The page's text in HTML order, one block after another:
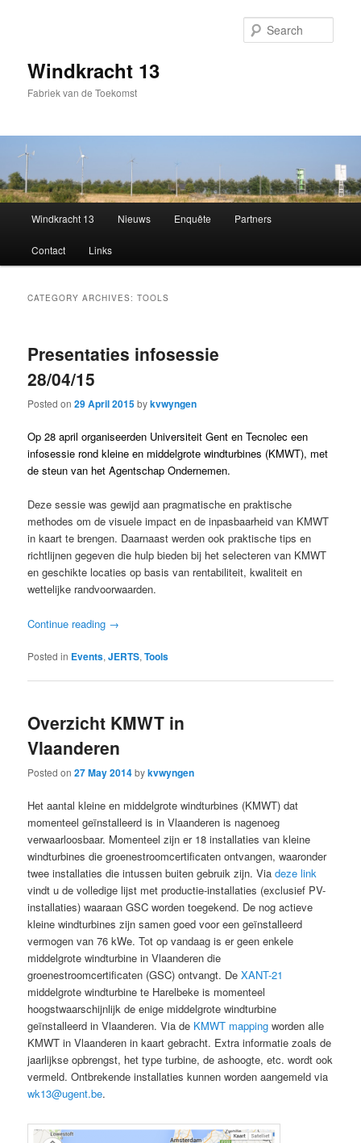
Windkracht 13
Fabriek van de Toekomst
Skip
to
Skip
to
Windkracht 13 Nieuws Enquête Partners
Contact Links
CATEGORY ARCHIVES:TOOLS
Presentaties infosessie
28/04/15
Posted on29 April 2015bykvwyngen
Op 28 april organiseerden Universiteit Gent en Tecnolec een
infosessie rond kleine en middelgrote windturbines (KMWT), met
de steun van het Agentschap Ondernemen.
Deze sessie was gewijd aan pragmatische en praktische
methodes om de visuele impact en de inpasbaarheid van KMWT
in kaart te brengen. Daarnaast werden ook praktische tips en
richtlijnen gegeven die hulp bieden bij het selecteren van KMWT
en geschikte locaties op basis van rentabiliteit, kwaliteit en
wettelijke randvoorwaarden.
Continue reading →
Posted in Events,JERTS,Tools
Overzicht KMWT in
Vlaanderen
Posted on27 May 2014bykvwyngen
Het aantal kleine en middelgrote windturbines (KMWT) dat
momenteel geïnstalleerd is in Vlaanderen is nagenoeg
verwaarloosbaar. Momenteel zijn er 18 installaties van kleine
windturbines die groenestroomcertificaten ontvangen, waaronder
twee installaties die intussen buiten gebruik zijn. Viadeze link
vindt u de volledige lijst met productie-installaties (exclusief PV-
installaties) waaraan GSC worden toegekend. De nog actieve
kleine windturbines zijn samen goed voor een geïnstalleerd
vermogen van 76 kWe. Tot op vandaag is er geen enkele
middelgrote windturbine in Vlaanderen die
groenestroomcertificaten (GSC) ontvangt. DeXANT-21
middelgrote windturbine te Harelbeke is momenteel
hoogstwaarschijnlijk de enige middelgrote windturbine
geïnstalleerd in Vlaanderen. Via de KMWT mapping worden alle
KMWT in Vlaanderen in kaart gebracht. Extra informatie zoals de
jaarlijkse opbrengst, het type turbine, de ashoogte, etc. wordt ook
vermeld. Ontbrekende installaties kunnen worden aangemeld via
wk13@ugent.be.